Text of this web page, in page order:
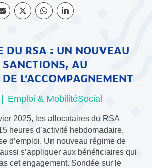
DU RSA : UN NOUVEAU
AU
L’ACCOMPAGNEMENT
Emploi & MobilitéSocial
2025, les allocataires du RSA
heures d’activité hebdomadaire,
d’emploi. Un nouveau régime de
s’appliquer aux bénéficiaires qui
cet engagement. Sondée sur le